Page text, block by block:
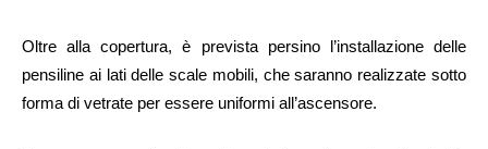
Oltre alla copertura, è prevista persino l’installazione delle
pensiline ai lati delle scale mobili, che saranno realizzate sotto
forma di vetrate per essere uniformi all’ascensore.